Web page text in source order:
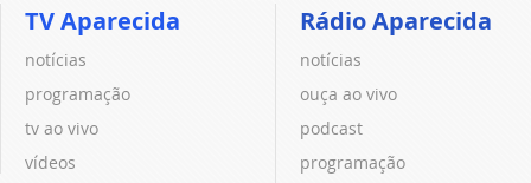
TV Aparecida
notícias
programação
tv ao vivo
vídeos
Rádio Aparecida
notícias
ouça ao vivo
podcast
programação